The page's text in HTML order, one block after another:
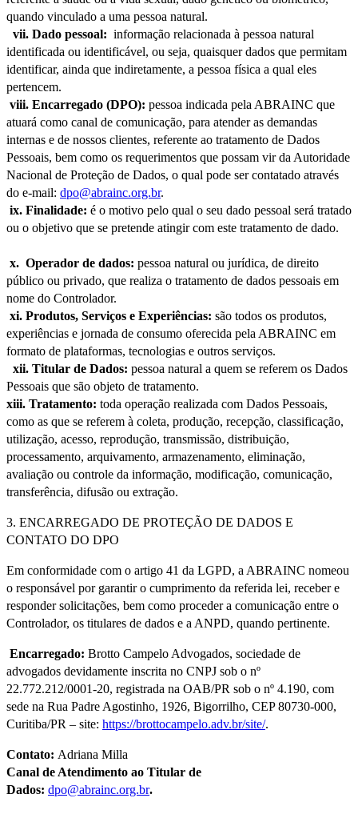
quando vinculado a uma pessoa natural.
vii. Dado pessoal: informação relacionada à pessoa natural
identificada ou identificável, ou seja, quaisquer dados que permitam
identificar, ainda que indiretamente, a pessoa física a qual eles
pertencem.
viii. Encarregado (DPO): pessoa indicada pela ABRAINC que
atuará como canal de comunicação, para atender as demandas
internas e de nossos clientes, referente ao tratamento de Dados
Pessoais, bem como os requerimentos que possam vir da Autoridade
Nacional de Proteção de Dados, o qual pode ser contatado através
do e-mail: dpo@abrainc.org.br.
ix. Finalidade: é o motivo pelo qual o seu dado pessoal será tratado
ou o objetivo que se pretende atingir com este tratamento de dado.
x. Operador de dados: pessoa natural ou jurídica, de direito
público ou privado, que realiza o tratamento de dados pessoais em
nome do Controlador.
xi. Produtos, Serviços e Experiências: são todos os produtos,
experiências e jornada de consumo oferecida pela ABRAINC em
formato de plataformas, tecnologias e outros serviços.
xii. Titular de Dados: pessoa natural a quem se referem os Dados
Pessoais que são objeto de tratamento.
xiii. Tratamento: toda operação realizada com Dados Pessoais,
como as que se referem à coleta, produção, recepção, classificação,
utilização, acesso, reprodução, transmissão, distribuição,
processamento, arquivamento, armazenamento, eliminação,
avaliação ou controle da informação, modificação, comunicação,
transferência, difusão ou extração.
3. ENCARREGADO DE PROTEÇÃO DE DADOS E
CONTATO DO DPO
Em conformidade com o artigo 41 da LGPD, a ABRAINC nomeou
o responsável por garantir o cumprimento da referida lei, receber e
responder solicitações, bem como proceder a comunicação entre o
Controlador, os titulares de dados e a ANPD, quando pertinente.
Encarregado: Brotto Campelo Advogados, sociedade de
advogados devidamente inscrita no CNPJ sob o nº
22.772.212/0001-20, registrada na OAB/PR sob o nº 4.190, com
sede na Rua Padre Agostinho, 1926, Bigorrilho, CEP 80730-000,
Curitiba/PR – site: https://brottocampelo.adv.br/site/.
Contato: Adriana Milla
Canal de Atendimento ao Titular de
Dados: dpo@abrainc.org.br.